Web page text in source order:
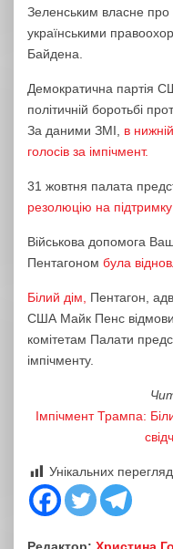
Зеленським власне про
українськими
Байдена.
Демократична партія
політичній боротьбі
За даними ЗМІ, в
голосів за імпічмент.
31 жовтня палата
резолюцію на
Військова допомога
Пентагоном була
Білий дім, Пентагон,
США Майк Пенс
комітетам Палати
імпічменту.
Імпічмент Трампа:
Унікальних